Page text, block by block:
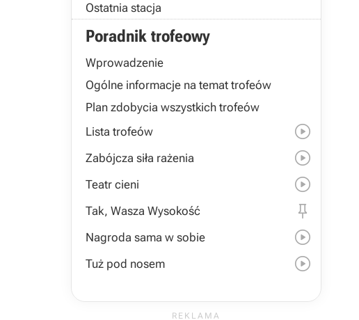
Ostatnia stacja
Poradnik trofeowy
Wprowadzenie
Ogólne informacje na temat trofeów
Plan zdobycia wszystkich trofeów
Lista trofeów

Zabójcza siła rażenia 
Teatr cieni 
Tak, Wasza Wysokość 
Nagroda sama w sobie 
Tuż pod nosem 